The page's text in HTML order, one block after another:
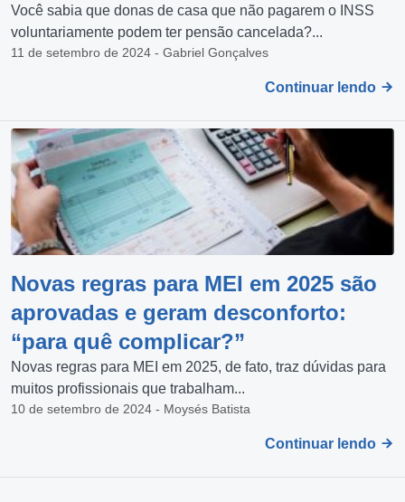
Você sabia que donas de casa que não pagarem o INSS
voluntariamente podem ter pensão cancelada?...
11 de setembro de 2024 - Gabriel Gonçalves
Continuar lendo
Novas regras para MEI em 2025 são
aprovadas e geram desconforto:
“para quê complicar?”
Novas regras para MEI em 2025, de fato, traz dúvidas para
muitos profissionais que trabalham...
10 de setembro de 2024 - Moysés Batista
Continuar lendo